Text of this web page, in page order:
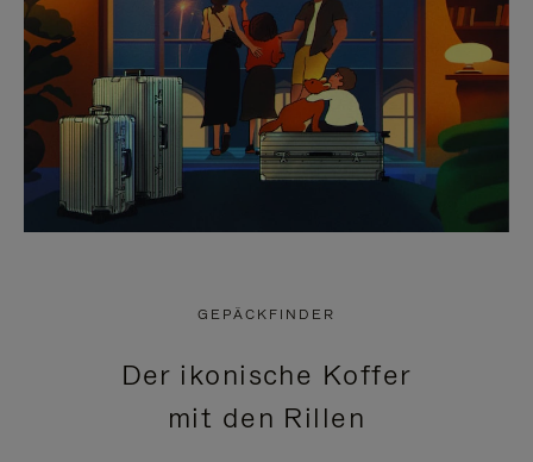
GEPÄCKFINDER
Der ikonische Koffer
mit den Rillen